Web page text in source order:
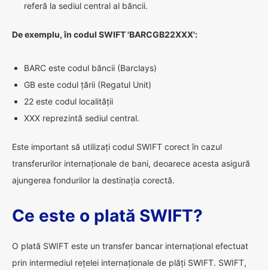
referă la sediul central al băncii.
De exemplu, în codul SWIFT 'BARCGB22XXX':
BARC este codul băncii (Barclays)
GB este codul țării (Regatul Unit)
22 este codul localității
XXX reprezintă sediul central.
Este important să utilizați codul SWIFT corect în cazul
transferurilor internaționale de bani, deoarece acesta asigură
ajungerea fondurilor la destinația corectă.
Ce este o plată SWIFT?
O plată SWIFT este un transfer bancar internațional efectuat
prin intermediul rețelei internaționale de plăți SWIFT. SWIFT,